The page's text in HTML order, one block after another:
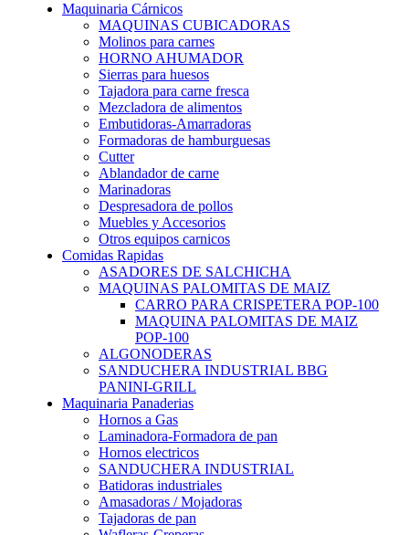
Maquinaria Cárnicos
MAQUINAS CUBICADORAS
Molinos para carnes
HORNO AHUMADOR
Sierras para huesos
Tajadora para carne fresca
Mezcladora de alimentos
Embutidoras-Amarradoras
Formadoras de hamburguesas
Cutter
Ablandador de carne
Marinadoras
Despresadora de pollos
Muebles y Accesorios
Otros equipos carnicos
Comidas Rapidas
ASADORES DE SALCHICHA
MAQUINAS PALOMITAS DE MAIZ
CARRO PARA CRISPETERA POP-100
MAQUINA PALOMITAS DE MAIZ
POP-100
ALGONODERAS
SANDUCHERA INDUSTRIAL BBG
PANINI-GRILL
Maquinaria Panaderias
Hornos a Gas
Laminadora-Formadora de pan
Hornos electricos
SANDUCHERA INDUSTRIAL
Batidoras industriales
Amasadoras / Mojadoras
Tajadoras de pan